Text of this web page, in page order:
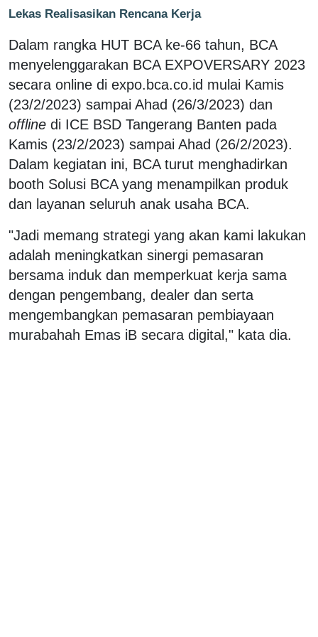
Lekas Realisasikan Rencana Kerja
Dalam rangka HUT BCA ke-66 tahun, BCA
menyelenggarakan BCA EXPOVERSARY 2023
secara online di expo.bca.co.id mulai Kamis
(23/2/2023) sampai Ahad (26/3/2023) dan
offline di ICE BSD Tangerang Banten pada
Kamis (23/2/2023) sampai Ahad (26/2/2023).
Dalam kegiatan ini, BCA turut menghadirkan
booth Solusi BCA yang menampilkan produk
dan layanan seluruh anak usaha BCA.
"Jadi memang strategi yang akan kami lakukan
adalah meningkatkan sinergi pemasaran
bersama induk dan memperkuat kerja sama
dengan pengembang, dealer dan serta
mengembangkan pemasaran pembiayaan
murabahah Emas iB secara digital," kata dia.